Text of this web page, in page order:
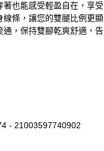
也能感受輕盈自在，享
條，讓您的雙腿比例更
，保持雙腳乾爽舒適，告
- 21003597740902